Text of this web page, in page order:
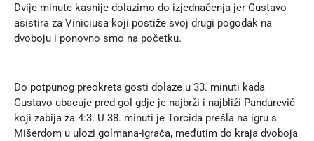
Dvije minute kasnije dolazimo do izjednačenja jer Gustavo
asistira za Viniciusa koji postiže svoj drugi pogodak na
dvoboju i ponovno smo na početku.
Do potpunog preokreta gosti dolaze u 33. minuti kada
Gustavo ubacuje pred gol gdje je najbrži i najbliži Pandurević
koji zabija za 4:3. U 38. minuti je Torcida prešla na igru s
Mišerdom u ulozi golmana-igrača, međutim do kraja dvoboja